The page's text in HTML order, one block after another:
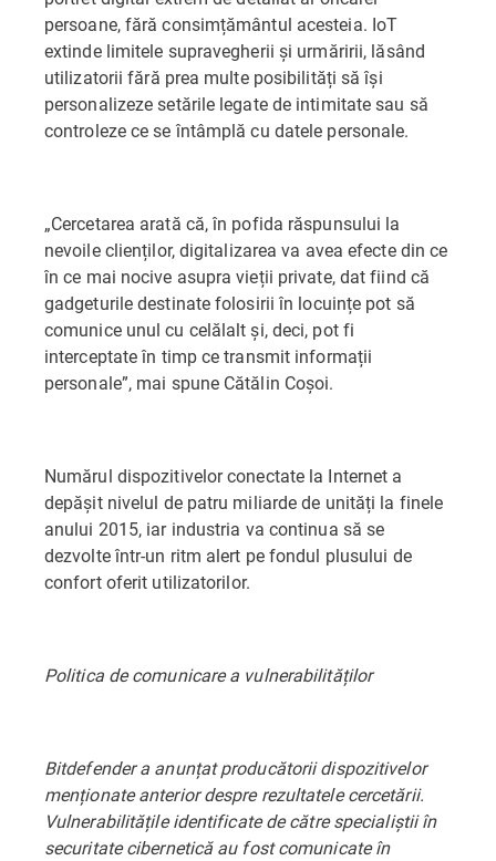
persoane, fără consimțământul acesteia. IoT
extinde limitele supravegherii și urmăririi, lăsând
utilizatorii fără prea multe posibilități să își
personalizeze setările legate de intimitate sau să
controleze ce se întâmplă cu datele personale.
„Cercetarea arată că, în pofida răspunsului la
nevoile clienților, digitalizarea va avea efecte din ce
în ce mai nocive asupra vieții private, dat fiind că
gadgeturile destinate folosirii în locuințe pot să
comunice unul cu celălalt și, deci, pot fi
interceptate în timp ce transmit informații
personale”, mai spune Cătălin Coșoi.
Numărul dispozitivelor conectate la Internet a
depășit nivelul de patru miliarde de unități la finele
anului 2015, iar industria va continua să se
dezvolte într-un ritm alert pe fondul plusului de
confort oferit utilizatorilor.
Politica de comunicare a vulnerabilităților
Bitdefender a anunțat producătorii dispozitivelor
menționate anterior despre rezultatele cercetării.
Vulnerabilitățile identificate de către specialiștii în
securitate cibernetică au fost comunicate în